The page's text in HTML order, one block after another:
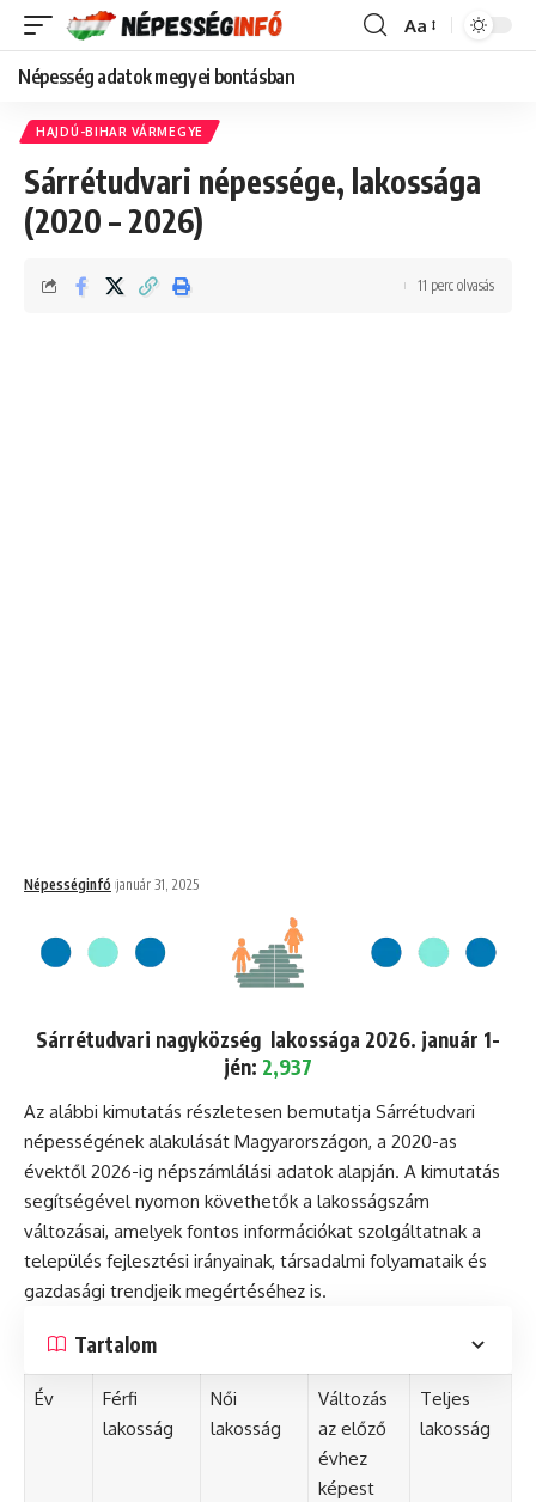
Font
Aa
Népesség adatok megyei bontásban
HAJDÚ-BIHAR VÁRMEGYE
Sárrétudvari népessége, lakossága
(2020 – 2026)
Népességinfó január 31, 2025
11 perc olvasás
Sárrétudvari nagyközség lakossága 2026. január 1-
jén: 2,937
Az alábbi kimutatás részletesen bemutatja Sárrétudvari
népességének alakulását Magyarországon, a 2020-as
évektől 2026-ig népszámlálási adatok alapján. A kimutatás
segítségével nyomon követhetők a lakosságszám
változásai, amelyek fontos információkat szolgáltatnak a
település fejlesztési irányainak, társadalmi folyamataik és
gazdasági trendjeik megértéséhez is.
Tartalom
Év
Férfi
lakosság
Női
lakosság
Változás
az előző
évhez
képest
Teljes
lakosság